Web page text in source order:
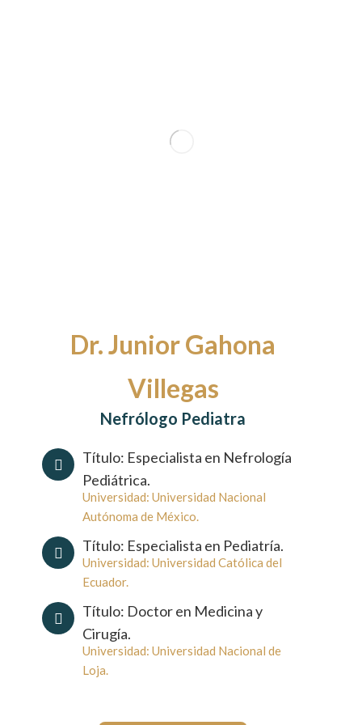
Dr. Junior Gahona
Villegas
Nefrólogo Pediatra
Título: Especialista en Nefrología
Pediátrica.
Universidad: Universidad Nacional
Autónoma de México.
Título: Especialista en Pediatría.
Universidad: Universidad Católica del
Ecuador.
Título: Doctor en Medicina y
Cirugía.
Universidad: Universidad Nacional de
Loja.